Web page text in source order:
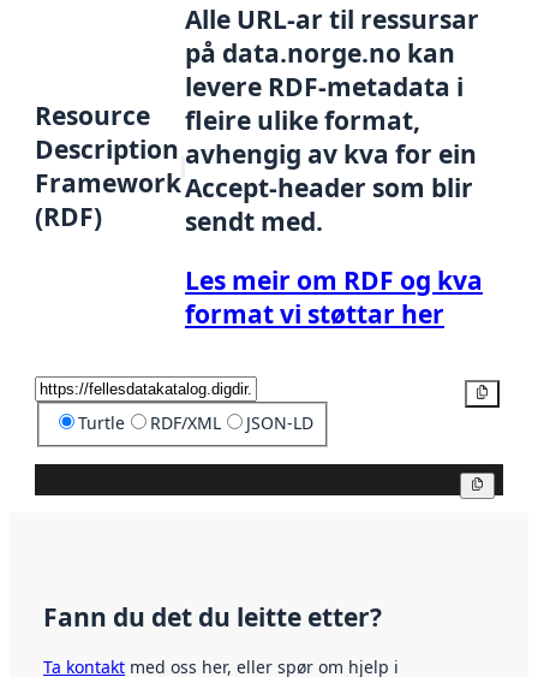
Resource
Description
Framework
(RDF)
Alle URL-ar til ressursar
på data.norge.no kan
levere RDF-metadata i
fleire ulike format,
avhengig av kva for ein
Accept-header som blir
sendt med.
Les meir om RDF og kva
format vi støttar her
Turtle RDF/XML JSON-LD
Fann du det du leitte etter?
Ta kontakt med oss her, eller spør om hjelp i